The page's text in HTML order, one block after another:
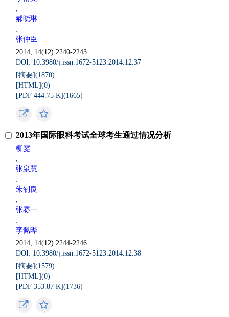
,
郝晓琳
,
张仲臣
2014, 14(12):2240-2243.
DOI: 10.3980/j.issn.1672-5123.2014.12.37
[摘要](1870)
[HTML](0)
[PDF 444.75 K](1665)
2013年国际眼科考试全球考生通过情况分析
柳雯
,
张泉慧
,
朱钊良
,
张赛一
,
李佩晔
2014, 14(12):2244-2246.
DOI: 10.3980/j.issn.1672-5123.2014.12.38
[摘要](1579)
[HTML](0)
[PDF 353.87 K](1736)